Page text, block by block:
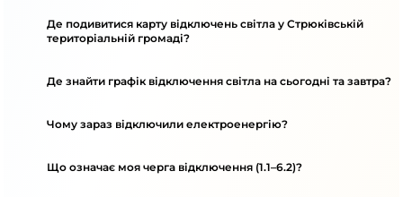
Де подивитися карту відключень світла у Стрюківській
територіальній громаді?
Де знайти графік відключення світла на сьогодні та завтра?
Чому зараз відключили електроенергію?
Що означає моя черга відключення (1.1–6.2)?